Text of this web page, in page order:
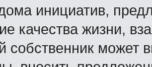
инициатив,
качества жизни,
собственник может